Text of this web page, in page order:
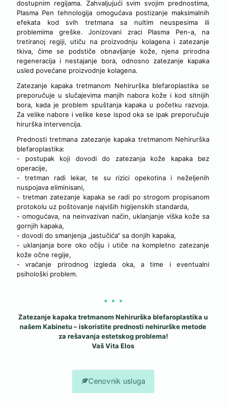
dostupnim regijama. Zahvaljujući svim svojim prednostima,
Plasma Pen tehnologija omogućava postizanje maksimalnih
efekata kod svih tretmana sa nultim neuspesima ili
problemima greške. Jonizovani zraci Plasma Pen-a, na
tretiranoj regiji, utiču na proizvodnju kolagena i zatezanje
tkiva, čime se podstiče obnavljanje kože, njena prirodna
regeneracija i nestajanje bora, odnosno zatezanje kapaka
usled povećane proizvodnje kolagena.
Zatezanje kapaka tretmanom Nehirurška blefaroplastika se
preporučuje u slučajevima manjih nabora kože i kod sitnijih
bora, kada je problem spuštanja kapaka u početku razvoja.
Za velike nabore i velike kese ispod oka se ipak preporučuje
hirurška intervencija.
Prednosti tretmana zatezanje kapaka tretmanom Nehirurška
blefaroplastika:
- postupak koji dovodi do zatezanja kože kapaka bez
operacije,
- tretman radi lekar, te su rizici opekotina i neželjenih
nuspojava eliminisani,
- tretman zatezanje kapaka se radi po strogom propisanom
protokolu uz poštovanje najviših higijenskih standarda,
- omogućava, na neinvazivan način, uklanjanje viška kože sa
gornjih kapaka,
- dovodi do smanjenja „jastučića“ sa donjih kapaka,
- uklanjanja bore oko očiju i utiče na kompletno zatezanje
kože očne regije,
- vraćanje prirodnog izgleda oka, a time i eventualni
psihološki problem.
Zatezanje kapaka tretmanom Nehirurška blefaroplastika u
našem Kabinetu – iskoristite prednosti nehirurške metode
za rešavanja estetskog problema!
Vaš Vita Elos
Cenovnik usluga